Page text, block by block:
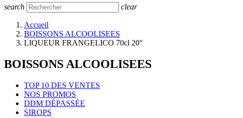
search clear
Accueil
BOISSONS ALCOOLISEES
LIQUEUR FRANGELICO 70cl 20°
BOISSONS ALCOOLISEES
TOP 10 DES VENTES
NOS PROMOS
DDM DÉPASSÉE
SIROPS